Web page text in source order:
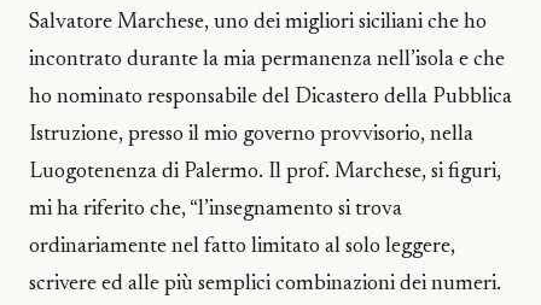
Salvatore Marchese, uno dei migliori siciliani che ho
incontrato durante la mia permanenza nell’isola e che
ho nominato responsabile del Dicastero della Pubblica
Istruzione, presso il mio governo provvisorio, nella
Luogotenenza di Palermo. Il prof. Marchese, si figuri,
mi ha riferito che, “l’insegnamento si trova
ordinariamente nel fatto limitato al solo leggere,
scrivere ed alle più semplici combinazioni dei numeri.